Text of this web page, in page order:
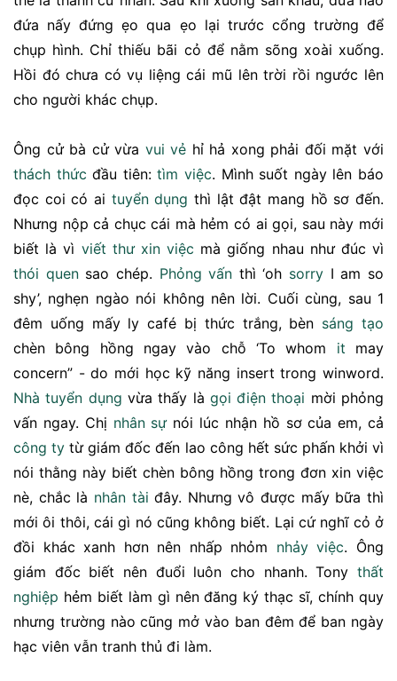
đứa nấy đứng ẹo qua ẹo lại trước cổng trường để
chụp hình. Chỉ thiếu bãi cỏ để nằm sõng xoài xuống.
Hồi đó chưa có vụ liệng cái mũ lên trời rồi ngước lên
cho người khác chụp.
Ông cử bà cử vừa vui vẻ hỉ hả xong phải đối mặt với
thách thức đầu tiên:tìm việc. Mình suốt ngày lên báo
đọc coi có ai tuyển dụng thì lật đật mang hồ sơ đến.
Nhưng nộp cả chục cái mà hẻm có ai gọi, sau này mới
biết là vì viết thư xin việc mà giống nhau như đúc vì
thói quensao chép. Phỏng vấn thì ‘oh sorry I am so
shy’, nghẹn ngào nói không nên lời. Cuối cùng, sau 1
đêm uống mấy ly café bị thức trắng, bèn sáng tạo
chèn bông hồng ngay vào chỗ ‘To whom it may
concern” - do mới học kỹ năng insert trong winword.
Nhà tuyển dụng vừa thấy là gọi điện thoại mời phỏng
vấn ngay. Chị nhân sựnói lúc nhận hồ sơ của em, cả
công ty từ giám đốc đến lao công hết sức phấn khởi vì
nói thằng này biết chèn bông hồng trong đơn xin việc
nè, chắc là nhân tài đây. Nhưng vô được mấy bữa thì
mới ôi thôi, cái gì nó cũng không biết. Lại cứ nghĩ cỏ ở
đồi khác xanh hơn nên nhấp nhỏm nhảy việc. Ông
giám đốc biết nên đuổi luôn cho nhanh. Tony thất
nghiệp hẻm biết làm gì nên đăng ký thạc sĩ, chính quy
nhưng trường nào cũng mở vào ban đêm để ban ngày
hạc viên vẫn tranh thủ đi làm.